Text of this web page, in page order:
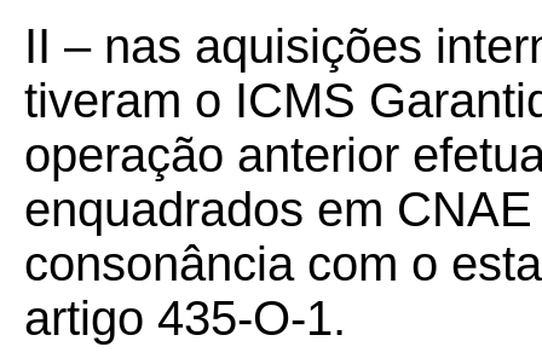
II – nas aquisições
tiveram o ICMS
operação anterior
enquadrados em
consonância com o
artigo 435-O-1.